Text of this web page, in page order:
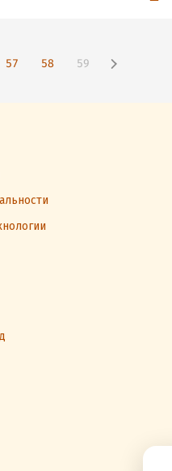
57 58 59